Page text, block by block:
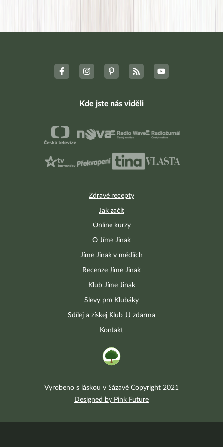
Zdravé recepty
Jak začít
Online kurzy
O Jíme Jinak
Jíme Jinak v médiích
Recenze Jíme Jinak
Klub Jíme Jinak
Slevy pro Klubáky
Sdílej a získej Klub JJ zdarma
Kontakt
Kde jste nás viděli
Vyrobeno s láskou v Sázavě Copyright 2021
Designed by Pink Future